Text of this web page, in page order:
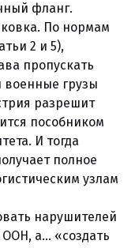
фланг.
По нормам
2 и 5),
пропускать
военные грузы
разрешит
пособником
И тогда
полное
узлам
нарушителей
ООН, а… «создать